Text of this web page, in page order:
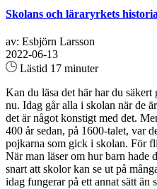
Skolans och läraryrkets
av: Esbjörn Larsson
2022-06-13
Lästid 17 minuter
Kan du läsa det här har du
nu. Idag går alla i skolan när de
det är något konstigt med det.
400 år sedan, på 1600-talet, var
pojkarna som gick i skolan. För
När man läser om hur barn hade
snart att skolor kan se ut på
idag fungerar på ett annat sätt än